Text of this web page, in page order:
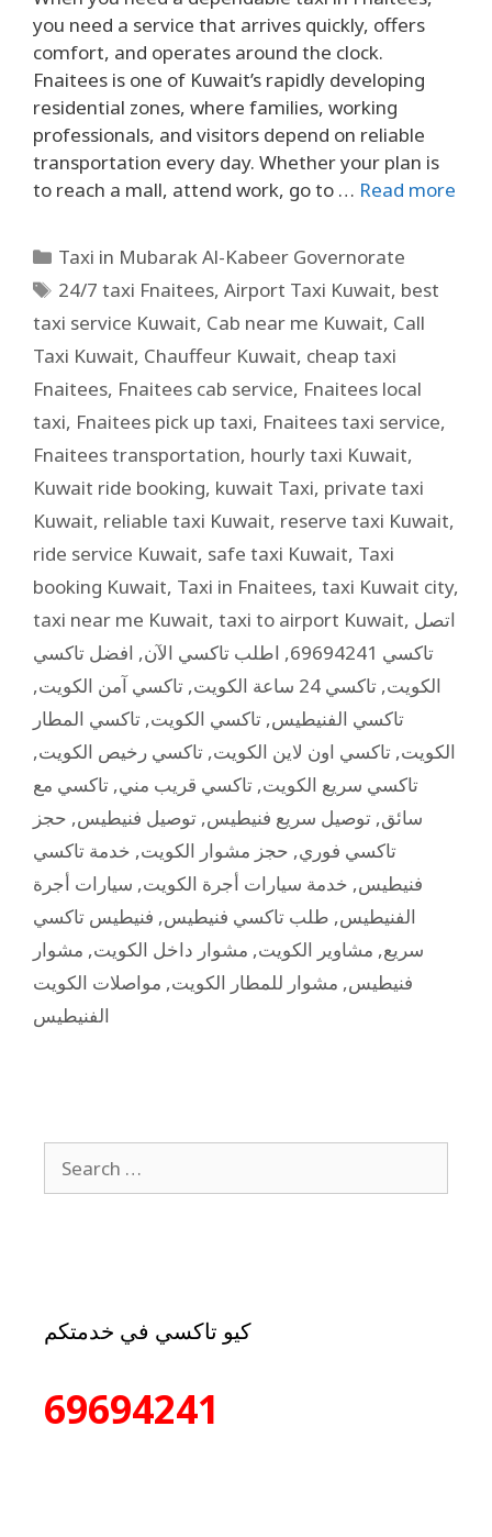
you need a service that arrives quickly, offers
comfort, and operates around the clock.
Fnaitees is one of Kuwait’s rapidly developing
residential zones, where families, working
professionals, and visitors depend on reliable
transportation every day. Whether your plan is
to reach a mall, attend work, go to … Read more
Taxi in Mubarak Al-Kabeer Governorate
24/7 taxi Fnaitees,Airport Taxi Kuwait, best
taxi service Kuwait, Cab near me Kuwait, Call
Taxi Kuwait, Chauffeur Kuwait, cheap taxi
Fnaitees, Fnaitees cab service, Fnaitees local
taxi, Fnaitees pick up taxi, Fnaitees taxi service,
Fnaitees transportation, hourly taxi Kuwait,
Kuwait ride booking, kuwait Taxi, private taxi
Kuwait, reliable taxi Kuwait, reserve taxi Kuwait,
ride service Kuwait, safe taxi Kuwait, Taxi
booking Kuwait, Taxi in Fnaitees, taxi Kuwait city,
taxi near me Kuwait, taxi to airport Kuwait, اتصل
تاكسي 69694241
, اطلب تاكسي الآن, افضل تاكسي
الكويت, تاكسي 24 ساعة الكويت , تاكسي آمن الكويت,
تاكسي الفنيطيس, تاكسي الكويت, تاكسي المطار
الكويت, تاكسي اون لاين الكويت, تاكسي رخيص الكويت,
تاكسي سريع الكويت, تاكسي قريب مني, تاكسي مع
سائق, توصيل سريع فنيطيس, توصيل فنيطيس, حجز
تاكسي فوري, حجز مشوار الكويت, خدمة تاكسي
فنيطيس, خدمة سيارات أجرة الكويت, سيارات أجرة
الفنيطيس, طلب تاكسي فنيطيس, فنيطيس تاكسي
سريع, مشاوير الكويت, مشوار داخل الكويت, مشوار
فنيطيس, مشوار للمطار الكويت, مواصلات الكويت
الفنيطيس
كيو تاكسي في خدمتكم
69694241